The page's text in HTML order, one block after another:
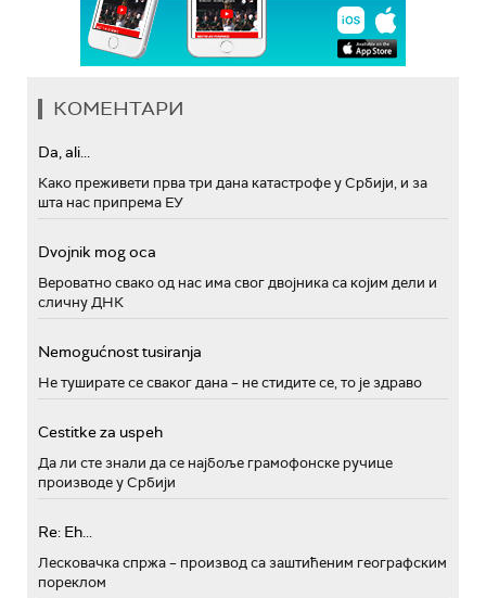
КОМЕНТАРИ
Da, ali...
Како преживети прва три дана катастрофе у Србији, и за
шта нас припрема ЕУ
Dvojnik mog oca
Вероватно свако од нас има свог двојника са којим дели и
сличну ДНК
Nemogućnost tusiranja
Не туширате се сваког дана – не стидите се, то је здраво
Cestitke za uspeh
Да ли сте знали да се најбоље грамофонске ручице
производе у Србији
Re: Eh...
Лесковачка спржа – производ са заштићеним географским
пореклом